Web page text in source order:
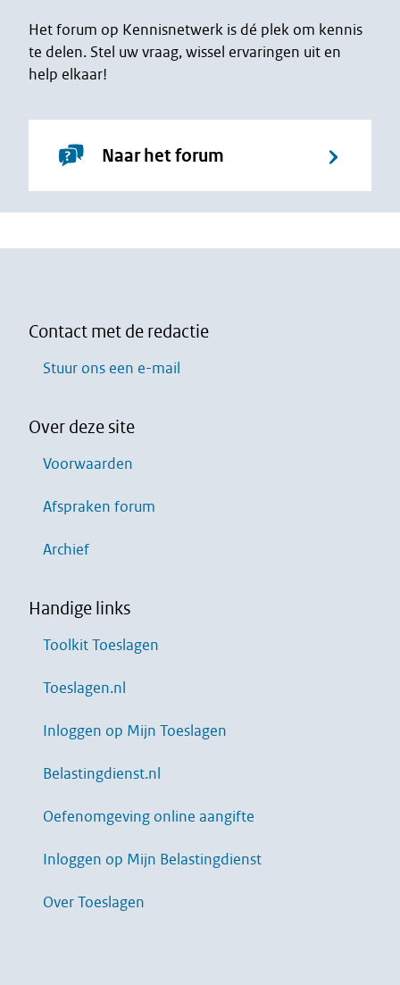
Het forum op Kennisnetwerk is dé plek om kennis
te delen. Stel uw vraag, wissel ervaringen uit en
help elkaar!
Naar het forum
Contact met de redactie
Stuur ons een e-mail
Over deze site
Voorwaarden
Afspraken forum
Archief
Handige links
Toolkit Toeslagen
Toeslagen.nl
Inloggen op Mijn Toeslagen
Belastingdienst.nl
Oefenomgeving online aangifte
Inloggen op Mijn Belastingdienst
Over Toeslagen